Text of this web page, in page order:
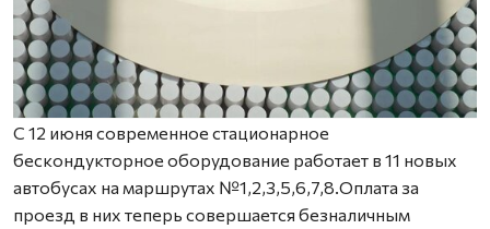
С 12 июня современное стационарное
бескондукторное оборудование работает в 11 новых
автобусах на маршрутах №1,2,3,5,6,7,8.Оплата за
проезд в них теперь совершается безналичным